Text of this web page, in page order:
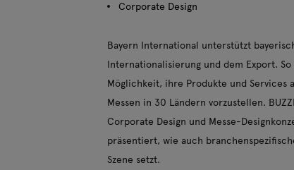
Corporate Design
Bayern International unterstützt
Internationalisierung und dem Export. So
Möglichkeit, ihre Produkte und Services
Messen in 30 Ländern vorzustellen.
Corporate Design und Messe-
präsentiert, wie auch
Szene setzt.